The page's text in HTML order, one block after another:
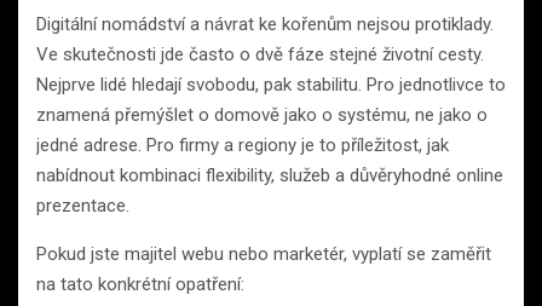
Digitální nomádství a návrat ke kořenům nejsou protiklady.
Ve skutečnosti jde často o dvě fáze stejné životní cesty.
Nejprve lidé hledají svobodu, pak stabilitu. Pro jednotlivce to
znamená přemýšlet o domově jako o systému, ne jako o
jedné adrese. Pro firmy a regiony je to příležitost, jak
nabídnout kombinaci flexibility, služeb a důvěryhodné online
prezentace.
Pokud jste majitel webu nebo marketér, vyplatí se zaměřit
na tato konkrétní opatření: